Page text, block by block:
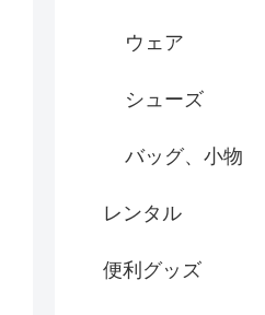
ウェア
シューズ
バッグ、小物
レンタル
便利グッズ